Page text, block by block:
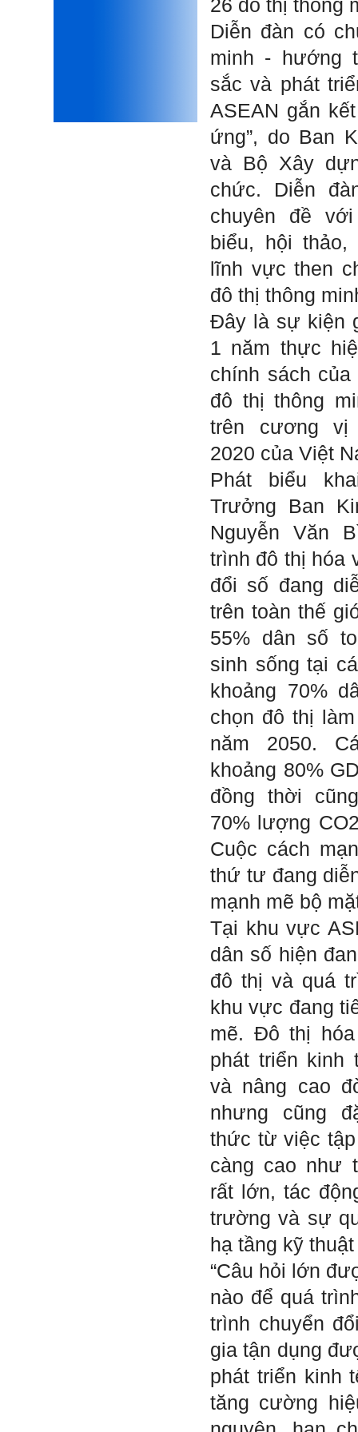
26 đô thị thông
Diễn đàn có
minh - hướng
sắc và phát
ASEAN gắn
ứng”, do Ban
và Bộ Xây
chức. Diễn
chuyên đề
biểu, hội
lĩnh vực then
đô thị thông
Đây là sự kiện
1 năm thực
chính sách
đô thị thông
trên cương vị
2020 của Việt
Phát biểu
Trưởng Ban
Nguyễn Văn
trình đô thị hóa
đổi số đang
trên toàn thế
55% dân số
sinh sống tại
khoảng 70%
chọn đô thị
năm 2050.
khoảng 80%
đồng thời
70% lượng
Cuộc cách
thứ tư đang
mạnh mẽ bộ
Tại khu vực
dân số hiện
đô thị và quá
khu vực đang
mẽ. Đô thị
phát triển kinh
và nâng cao
nhưng cũng
thức từ việc
càng cao như
rất lớn, tác
trường và sự
hạ tầng kỹ
“Câu hỏi lớn
nào để quá
trình chuyển
gia tận dụng
phát triển kinh
tăng cường